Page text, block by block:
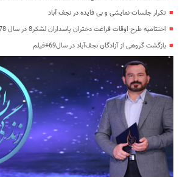
تکرار جلسات نمایشی و بی فایده در نجف آباد
اختتامیه طرح اوقات فراغت دختران پاسداران لشکر8 در سال 78+ فیلم
بازگشت گروهی از آزادگان نجف‌آباد در سال69+فیلم